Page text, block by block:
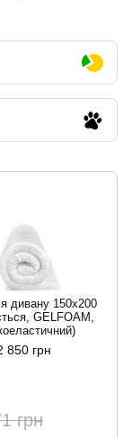
дивану 150x200
GELFOAM,
850 грн
грн